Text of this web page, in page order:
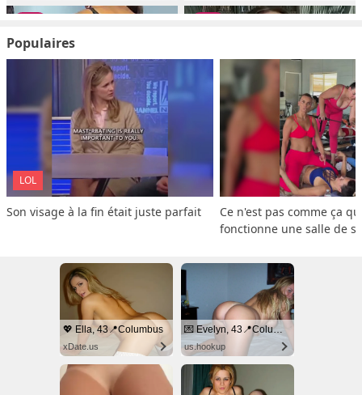
Populaires
LOL
Son visage à la fin était juste parfait
Ce n'est pas comme ça
fonctionne une salle de